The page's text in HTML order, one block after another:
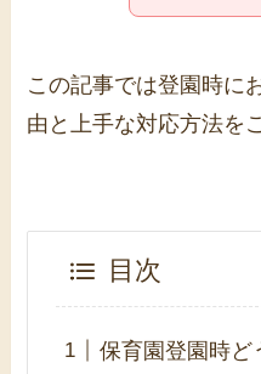
この記事では登園時に
由と上手な対応方法を
目次
保育園登園時ど